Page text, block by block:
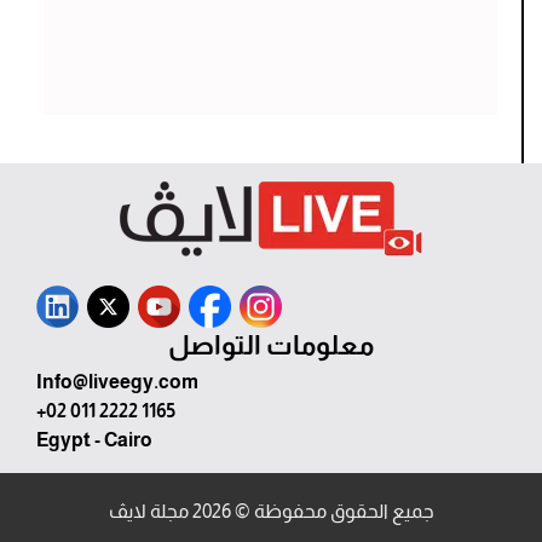
معلومات التواصل
Info@liveegy.com
+02 011 2222 1165
Egypt - Cairo
جميع الحقوق محفوظة © 2026 مجلة لايڤ